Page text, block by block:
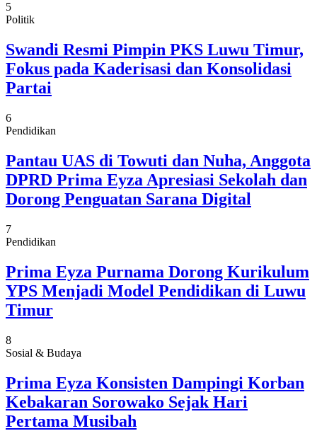
5
Politik
Swandi Resmi Pimpin PKS Luwu Timur,
Fokus pada Kaderisasi dan Konsolidasi
Partai
6
Pendidikan
Pantau UAS di Towuti dan Nuha, Anggota
DPRD Prima Eyza Apresiasi Sekolah dan
Dorong Penguatan Sarana Digital
7
Pendidikan
Prima Eyza Purnama Dorong Kurikulum
YPS Menjadi Model Pendidikan di Luwu
Timur
8
Sosial & Budaya
Prima Eyza Konsisten Dampingi Korban
Kebakaran Sorowako Sejak Hari
Pertama Musibah